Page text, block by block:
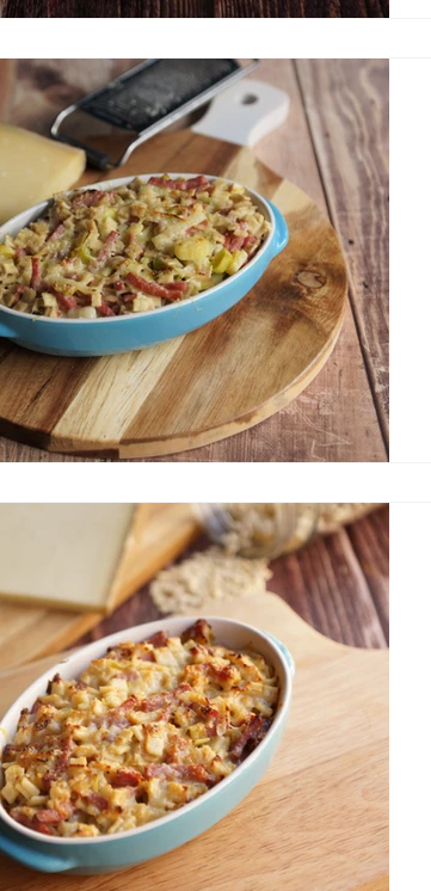
Desserts au chocolat Desserts aux fruits
Entrées de fête ou d'exception Entrées froides